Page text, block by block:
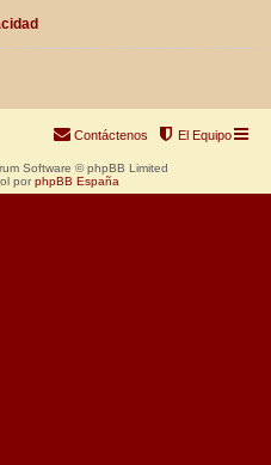
El Equipo
Contáctenos
Software © phpBB Limited
por phpBB España